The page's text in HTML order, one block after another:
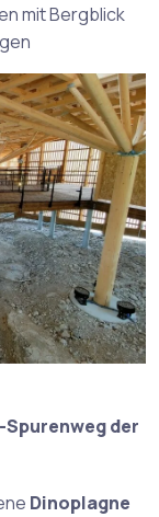
mit Bergblick
der
Dinoplagne